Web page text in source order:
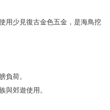
用少見復古金色五金，是海鳥挖
負荷。
與郊遊使用。